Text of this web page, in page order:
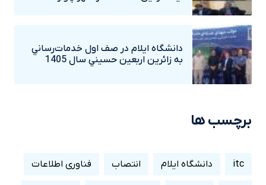
دانشگاه ايلام در صف اول خدمات‌رساني
به زائرين اربعين حسيني سال 1405
برچسب ها
itc دانشگاه ایلام انتصاب فناوری اطلاعات